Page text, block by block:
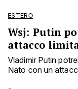
ESTERO
Wsj: Putin
attacco
Vladimir Putin
Nato con un